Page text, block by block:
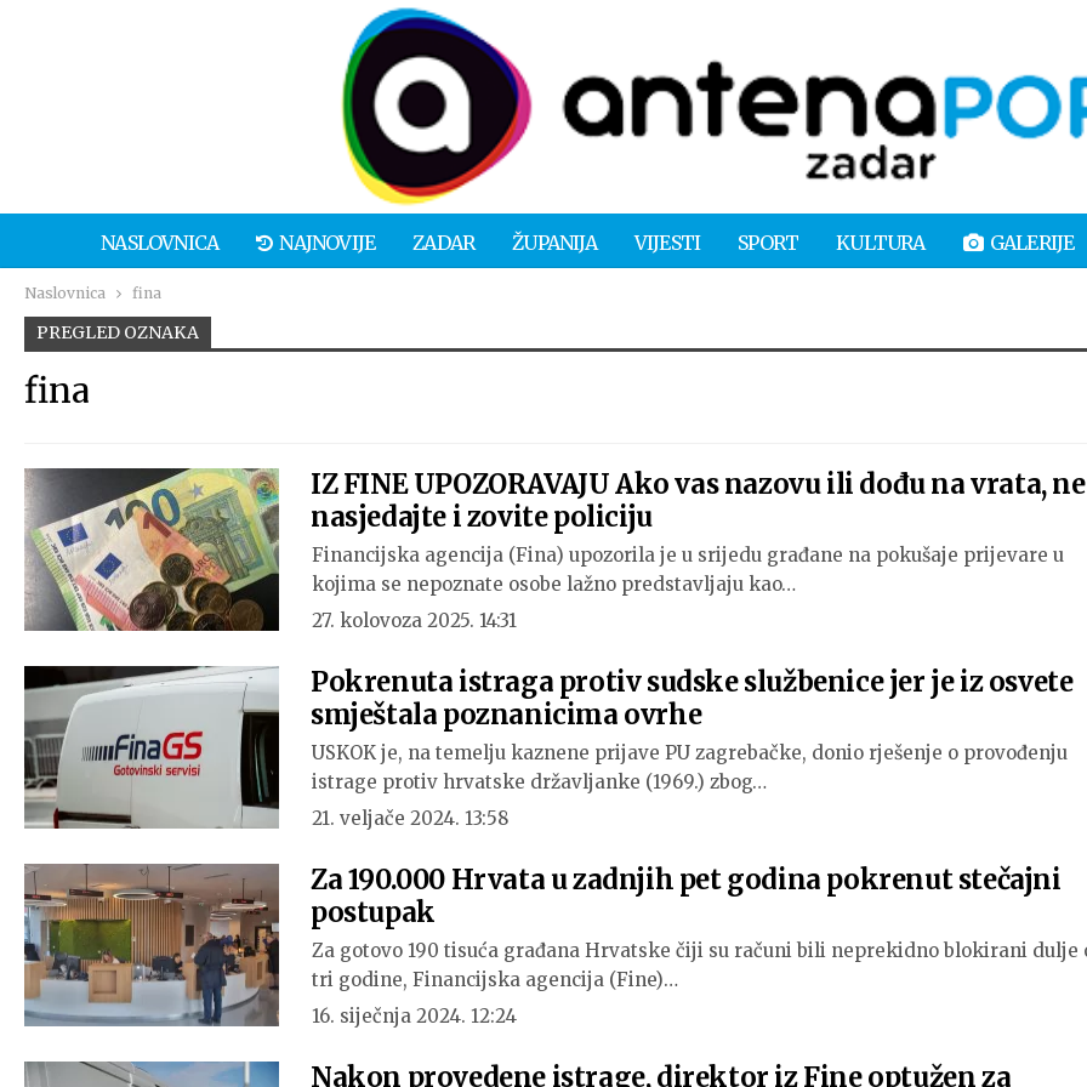
NASLOVNICA NAJNOVIJE ZADAR ŽUPANIJA VIJESTI SPORT KULTURA GALERIJE
Naslovnica fina
PREGLED OZNAKA
fina
IZ FINE UPOZORAVAJU Ako vas nazovu ili dođu na vrata, ne
nasjedajte i zovite policiju
Financijska agencija (Fina) upozorila je u srijedu građane na pokušaje prijevare u
kojima se nepoznate osobe lažno predstavljaju kao…
27. kolovoza 2025. 14:31
Pokrenuta istraga protiv sudske službenice jer je iz osvete
smještala poznanicima ovrhe
USKOK je, na temelju kaznene prijave PU zagrebačke, donio rješenje o provođenju
istrage protiv hrvatske državljanke (1969.) zbog…
21. veljače 2024. 13:58
Za 190.000 Hrvata u zadnjih pet godina pokrenut stečajni
postupak
Za gotovo 190 tisuća građana Hrvatske čiji su računi bili neprekidno blokirani dulje
tri godine, Financijska agencija (Fine)…
16. siječnja 2024. 12:24
Nakon provedene istrage, direktor iz Fine optužen za